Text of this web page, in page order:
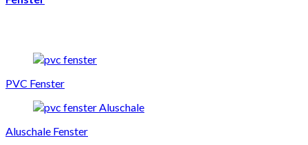
PVC Fenster
Aluschale Fenster